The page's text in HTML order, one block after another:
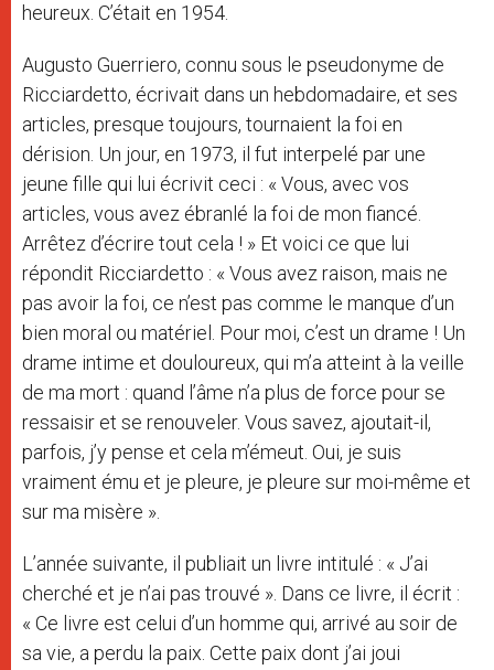
heureux. C’était en 1954.
Augusto Guerriero, connu sous le pseudonyme de
Ricciardetto, écrivait dans un hebdomadaire, et ses
articles, presque toujours, tournaient la foi en
dérision. Un jour, en 1973, il fut interpelé par une
jeune fille qui lui écrivit ceci : « Vous, avec vos
articles, vous avez ébranlé la foi de mon fiancé.
Arrêtez d’écrire tout cela ! » Et voici ce que lui
répondit Ricciardetto : « Vous avez raison, mais ne
pas avoir la foi, ce n’est pas comme le manque d’un
bien moral ou matériel. Pour moi, c’est un drame ! Un
drame intime et douloureux, qui m’a atteint à la veille
de ma mort : quand l’âme n’a plus de force pour se
ressaisir et se renouveler. Vous savez, ajoutait-il,
parfois, j’y pense et cela m’émeut. Oui, je suis
vraiment ému et je pleure, je pleure sur moi-même et
sur ma misère ».
L’année suivante, il publiait un livre intitulé : « J’ai
cherché et je n’ai pas trouvé ». Dans ce livre, il écrit :
« Ce livre est celui d’un homme qui, arrivé au soir de
sa vie, a perdu la paix. Cette paix dont j’ai joui